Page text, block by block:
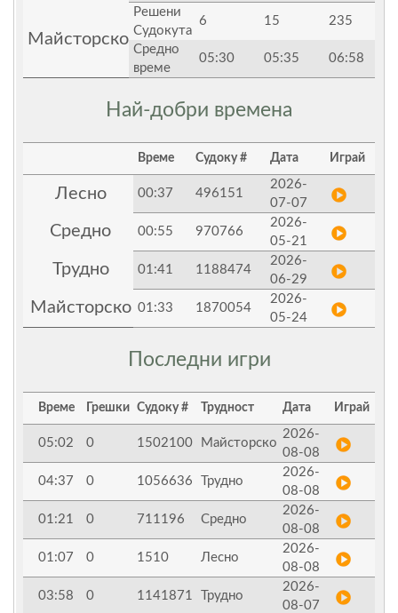
Майсторско
Решени
Судокута
6 15 235
Средно
време
05:30 05:35 06:58
Най-добри времена
Време Судоку # Дата Играй
Лесно 00:37 496151
2026-
07-07
Средно 00:55 970766
2026-
05-21
Трудно 01:41 1188474
2026-
06-29
Майсторско 01:33 1870054
2026-
05-24
Последни игри
Време Грешки Судоку # Трудност Дата Играй
05:02 0 1502100 Майсторско
2026-
08-08
04:37 0 1056636 Трудно
2026-
08-08
01:21 0 711196 Средно
2026-
08-08
01:07 0 1510 Лесно
2026-
08-08
03:58 0 1141871 Трудно
2026-
08-07